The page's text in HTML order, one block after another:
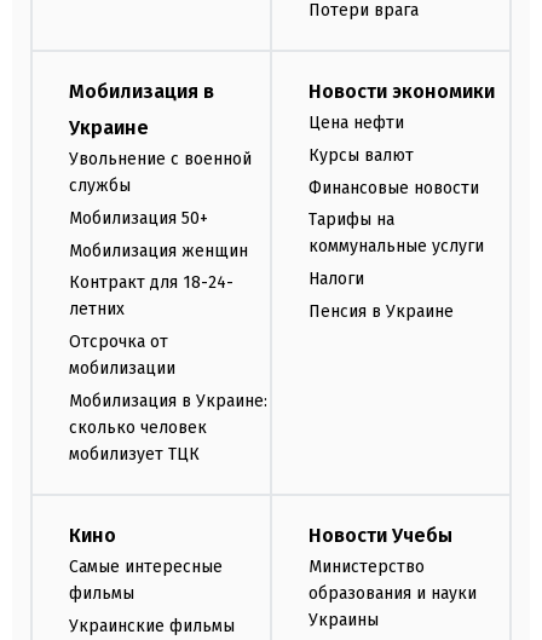
Потери врага
Мобилизация в
Украине
Увольнение с военной
службы
Мобилизация 50+
Мобилизация женщин
Контракт для 18-24-
летних
Отсрочка от
мобилизации
Мобилизация в Украине:
сколько человек
мобилизует ТЦК
Новости экономики
Цена нефти
Курсы валют
Финансовые новости
Тарифы на
коммунальные услуги
Налоги
Пенсия в Украине
Кино
Самые интересные
фильмы
Украинские фильмы
Новости Учебы
Министерство
образования и науки
Украины